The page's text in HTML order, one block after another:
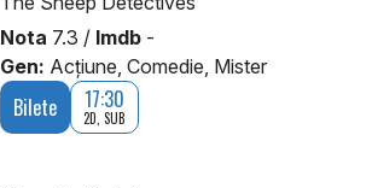
Nota 7.3 / Imdb -
Gen: Acţiune, Comedie, Mister
Bilete 17:30
2D, SUB